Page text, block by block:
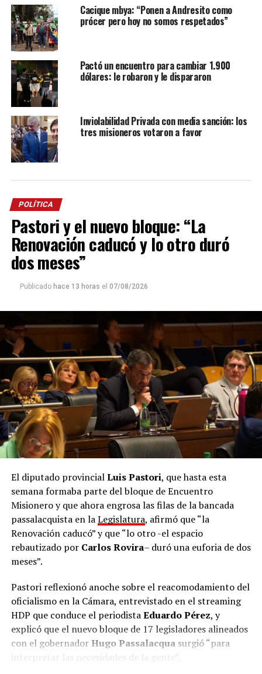
Cacique mbya: “Ponen a Andresito como
prócer pero hoy no somos respetados”
Pactó un encuentro para cambiar 1.900
dólares: le robaron y le dispararon
Inviolabilidad Privada con media sanción: los
tres misioneros votaron a favor
POLÍTICA
Pastori y el nuevo bloque: “La
Renovación caducó y lo otro duró
dos meses”
Publicado hace 13 horas el 07/08/2026
El diputado provincialLuis Pastori, que hasta esta
semana formaba parte del bloque de Encuentro
Misionero y que ahora engrosa las filas de la bancada
passalacquista en laLegislatura, afirmó que “la
Renovación caducó” y que “lo otro -el espacio
rebautizado por Carlos Rovira– duró una euforia de dos
meses”.
Pastori reflexionó anoche sobre el reacomodamiento del
oficialismo en la Cámara, entrevistado en el streaming
HDP que conduce el periodistaEduardo Pérez, y
explicó que el nuevo bloque de 17 legisladores alineados
con el gobernadorHugo Passalacquasurgió “para
interpretar las necesidades de la gente”.